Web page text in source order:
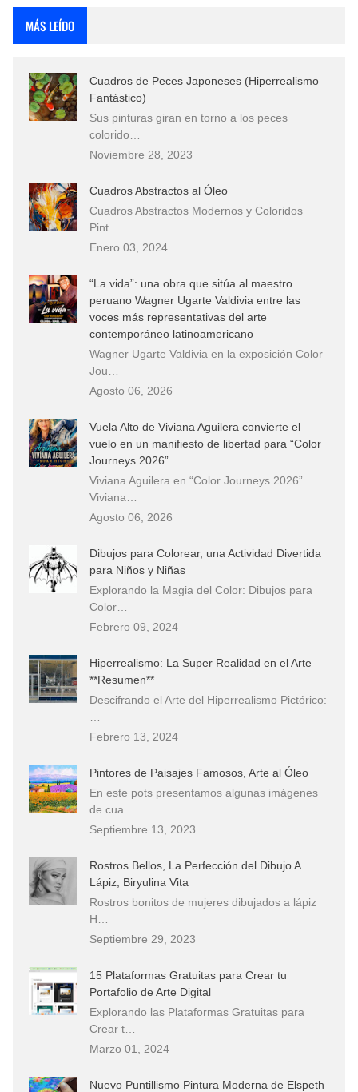
MÁS LEÍDO
Cuadros de Peces Japoneses (Hiperrealismo
Fantástico)
Sus pinturas giran en torno a los peces
colorido…
Noviembre 28, 2023
Cuadros Abstractos al Óleo
Cuadros Abstractos Modernos y Coloridos
Pint…
Enero 03, 2024
“La vida”: una obra que sitúa al maestro
peruano Wagner Ugarte Valdivia entre las
voces más representativas del arte
contemporáneo latinoamericano
Wagner Ugarte Valdivia en la exposición Color
Jou…
Agosto 06, 2026
Vuela Alto de Viviana Aguilera convierte el
vuelo en un manifiesto de libertad para “Color
Journeys 2026”
Viviana Aguilera en “Color Journeys 2026”
Viviana…
Agosto 06, 2026
Dibujos para Colorear, una Actividad Divertida
para Niños y Niñas
Explorando la Magia del Color: Dibujos para
Color…
Febrero 09, 2024
Hiperrealismo: La Super Realidad en el Arte
**Resumen**
Descifrando el Arte del Hiperrealismo Pictórico:
Febrero 13, 2024
Pintores de Paisajes Famosos, Arte al Óleo
En este pots presentamos algunas imágenes
de cua…
Septiembre 13, 2023
Rostros Bellos, La Perfección del Dibujo A
Lápiz, Biryulina Vita
Rostros bonitos de mujeres dibujados a lápiz
H…
Septiembre 29, 2023
15 Plataformas Gratuitas para Crear tu
Portafolio de Arte Digital
Explorando las Plataformas Gratuitas para
Crear t…
Marzo 01, 2024
Nuevo Puntillismo Pintura Moderna de Elspeth